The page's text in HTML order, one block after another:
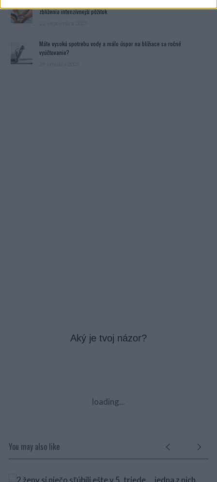
zblíženia intenzívnejší pôžitok
Máte vysokú spotrebu vody a málo úspor na blížiace sa ročné
vyúčtovanie?
Aký je tvoj názor?
loading...
You may also like